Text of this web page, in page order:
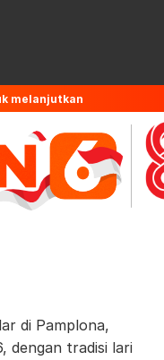
melanjutkan
di Pamplona,
dengan tradisi lari